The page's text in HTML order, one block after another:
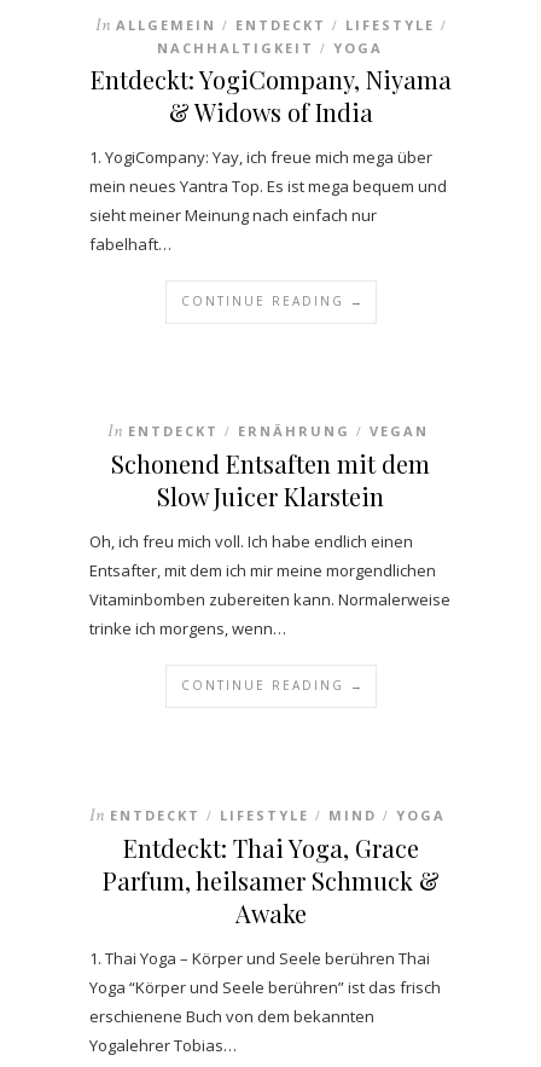
In ALLGEMEIN / ENTDECKT / LIFESTYLE /
NACHHALTIGKEIT / YOGA
Entdeckt: YogiCompany, Niyama
& Widows of India
1. YogiCompany: Yay, ich freue mich mega über
mein neues Yantra Top. Es ist mega bequem und
sieht meiner Meinung nach einfach nur
fabelhaft…
CONTINUE READING →
In ENTDECKT / ERNÄHRUNG / VEGAN
Schonend Entsaften mit dem
Slow Juicer Klarstein
Oh, ich freu mich voll. Ich habe endlich einen
Entsafter, mit dem ich mir meine morgendlichen
Vitaminbomben zubereiten kann. Normalerweise
trinke ich morgens, wenn…
CONTINUE READING →
In ENTDECKT / LIFESTYLE / MIND / YOGA
Entdeckt: Thai Yoga, Grace
Parfum, heilsamer Schmuck &
Awake
1. Thai Yoga – Körper und Seele berühren Thai
Yoga “Körper und Seele berühren” ist das frisch
erschienene Buch von dem bekannten
Yogalehrer Tobias…